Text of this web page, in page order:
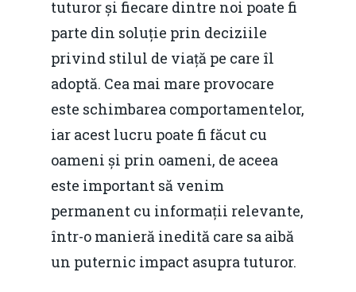
tuturor și fiecare dintre noi poate fi
parte din soluție prin deciziile
privind stilul de viață pe care îl
adoptă. Cea mai mare provocare
este schimbarea comportamentelor,
iar acest lucru poate fi făcut cu
oameni și prin oameni, de aceea
este important să venim
permanent cu informații relevante,
într-o manieră inedită care sa aibă
un puternic impact asupra tuturor.